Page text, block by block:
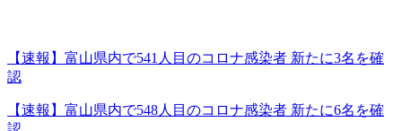
【速報】富山県内で541人目のコロナ感染者 新たに3名を確
認
【速報】富山県内で548人目のコロナ感染者 新たに6名を確